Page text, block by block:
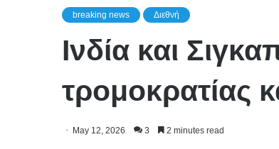
breaking news Διεθνή
Ινδία και
τρομοκρατίας
May 12, 2026 3 2 minutes read